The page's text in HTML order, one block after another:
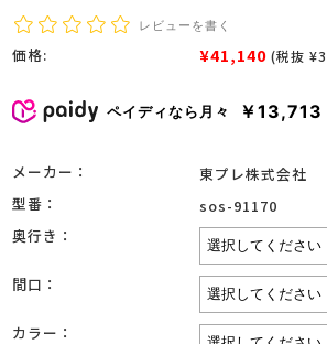
レビューを書く
価格: ¥41,140 (税抜
ペイディなら月々 ￥13,713
メーカー：
東プレ株式会社
型番：
sos-91170
奥行き：
間口：
カラー：